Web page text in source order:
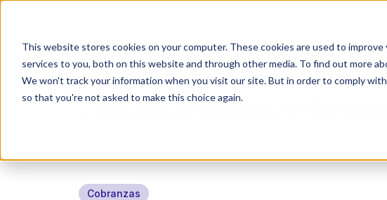
This website stores cookies on your computer. These cookies are used to
services to you, both on this website and through other media. To find out more
We won't track your information when you visit our site. But in order to comply
so that you're not asked to make this choice again.
Estrategias y tecnología en Cobranzas
Cobranzas